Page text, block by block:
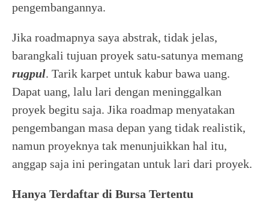
pengembangannya.
Jika roadmapnya saya abstrak, tidak jelas,
barangkali tujuan proyek satu-satunya memang
rugpul. Tarik karpet untuk kabur bawa uang.
Dapat uang, lalu lari dengan meninggalkan
proyek begitu saja. Jika roadmap menyatakan
pengembangan masa depan yang tidak realistik,
namun proyeknya tak menunjuikkan hal itu,
anggap saja ini peringatan untuk lari dari proyek.
Hanya Terdaftar di Bursa Tertentu